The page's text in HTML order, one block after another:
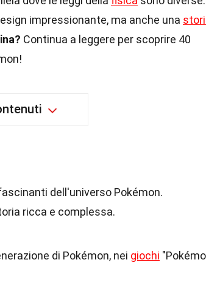
impressionante, ma anche una
Continua a leggere per scoprire 40
dell'universo Pokémon.
ricca e complessa.
di Pokémon, nei giochi